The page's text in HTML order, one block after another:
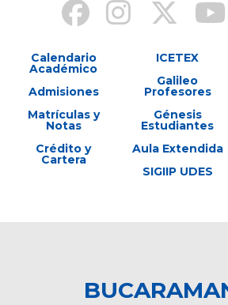
Calendario
Académico
Admisiones
Matrículas y
Notas
Crédito y
Cartera
ICETEX
Galileo
Profesores
Génesis
Estudiantes
Aula Extendida
SIGIIP UDES